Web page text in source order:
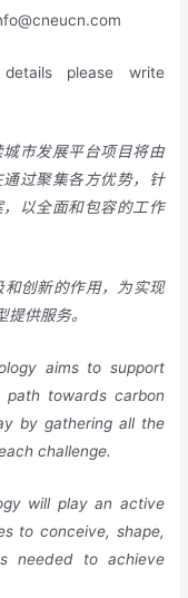
please write
市发展平台项目将由
过聚集各方优势，针
以全面和包容的工作
创新的作用，为实现
供服务。
aims to support
path towards carbon
by gathering all the
challenge.
will play an active
to conceive, shape,
needed to achieve